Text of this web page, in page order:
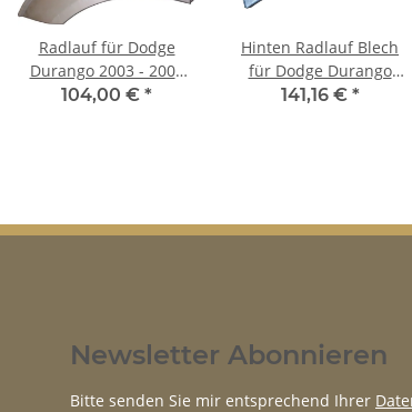
Radlauf für Dodge
Durango 2003 - 2008
rechts
104,00 € *
Hinten Radlauf Blech
für Dodge Durango
2003 - 2008 links
141,16 € *
Newsletter Abonnieren
Bitte senden Sie mir entsprechend Ihrer